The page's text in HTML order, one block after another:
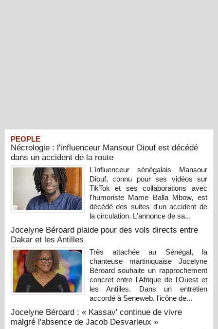
PEOPLE
Nécrologie : l'influenceur Mansour Diouf est décédé
dans un accident de la route
L'influenceur sénégalais Mansour
Diouf, connu pour ses vidéos sur
TikTok et ses collaborations avec
l'humoriste Mame Balla Mbow, est
décédé des suites d'un accident de
la circulation. L'annonce de sa...
Jocelyne Béroard plaide pour des vols directs entre
Dakar et les Antilles
Très attachée au Sénégal, la
chanteuse martiniquaise Jocelyne
Béroard souhaite un rapprochement
concret entre l'Afrique de l'Ouest et
les Antilles. Dans un entretien
accordé à Seneweb, l'icône de...
Jocelyne Béroard : « Kassav' continue de vivre
malgré l'absence de Jacob Desvarieux »